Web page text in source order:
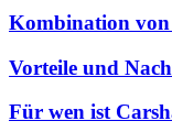
Kombination
Vorteile und
Für wen ist